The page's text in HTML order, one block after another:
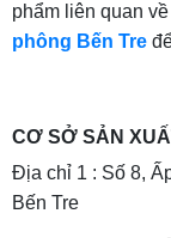
phẩm liên quan
phông Bến Tre
CƠ SỞ SẢN
Địa chỉ 1 : Số 8,
Bến Tre